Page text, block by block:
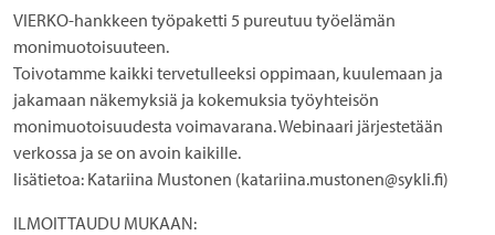
VIERKO-hankkeen työpaketti 5 pureutuu työelämän
monimuotoisuuteen.
Toivotamme kaikki tervetulleeksi oppimaan, kuulemaan ja
jakamaan näkemyksiä ja kokemuksia työyhteisön
monimuotoisuudesta voimavarana. Webinaari järjestetään
verkossa ja se on avoin kaikille.
lisätietoa: Katariina Mustonen (katariina.mustonen@sykli.fi)
ILMOITTAUDU MUKAAN: